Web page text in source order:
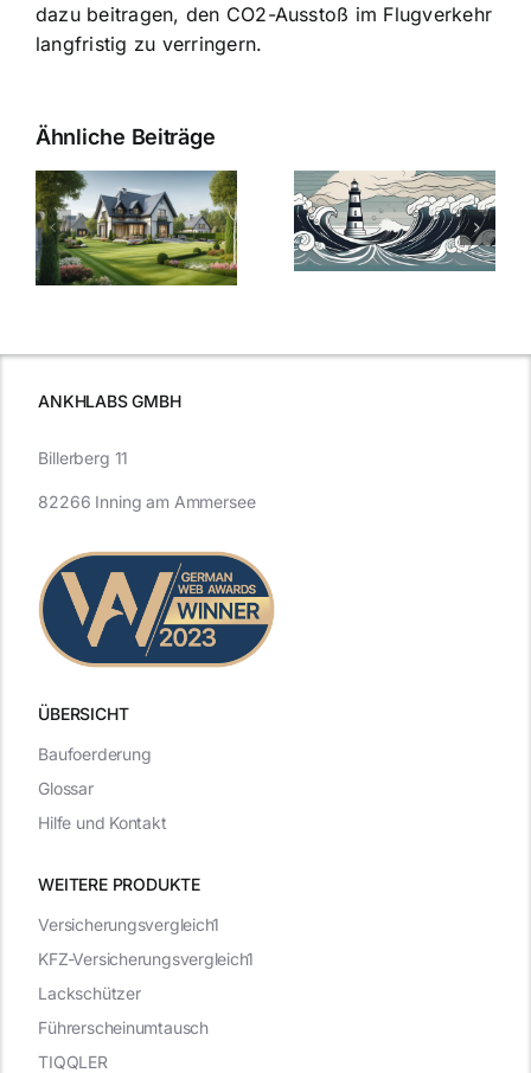
dazu beitragen, den CO2-Ausstoß im Flugverkehr
langfristig zu verringern.
Ähnliche Beiträge
Bauzinsen im
Sturm: Die
aktuelle
Entwicklung
Die Evolution
der
Bauzinsen: Ein
Blick in die
ANKHLABS GMBH
ÜBERSICHT
WEITERE PRODUKTE
Versicherungsvergleich1
KFZ-Versicherungsvergleich1
Lackschützer
Führerscheinumtausch
TIQQLER
Billerberg 11
82266 Inning am Ammersee
Baufoerderung
Glossar
Hilfe und Kontakt